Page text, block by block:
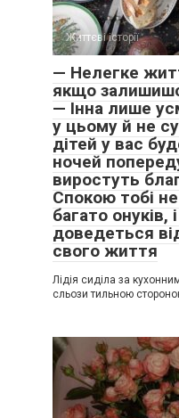
Життєві історії
— Нелегке
якщо
— Інна лише
у цьому й не
дітей у вас
ночей
виростуть
Спокою тобі
багато онуків,
доведеться
свого життя
Лідія сиділа за
сльози тильною